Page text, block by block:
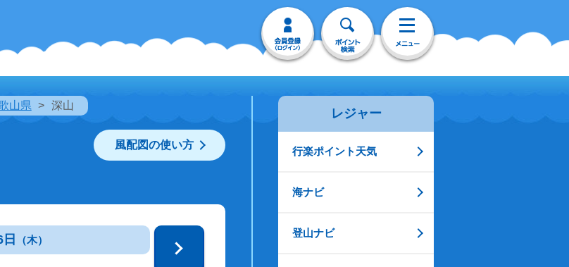
山県 深山
風配図の使い方
（木）
レジャー
行楽ポイント天気
海ナビ
登山ナビ